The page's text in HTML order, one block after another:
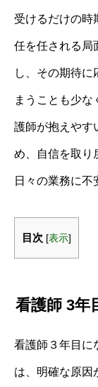
受けるだけの時
任を任される局
し、その期待に
まうことも少
護師が抱えやす
め、自信を取り
日々の業務に不
目次 [表示]
看護師 3年
看護師３年目に
は、明確な原因